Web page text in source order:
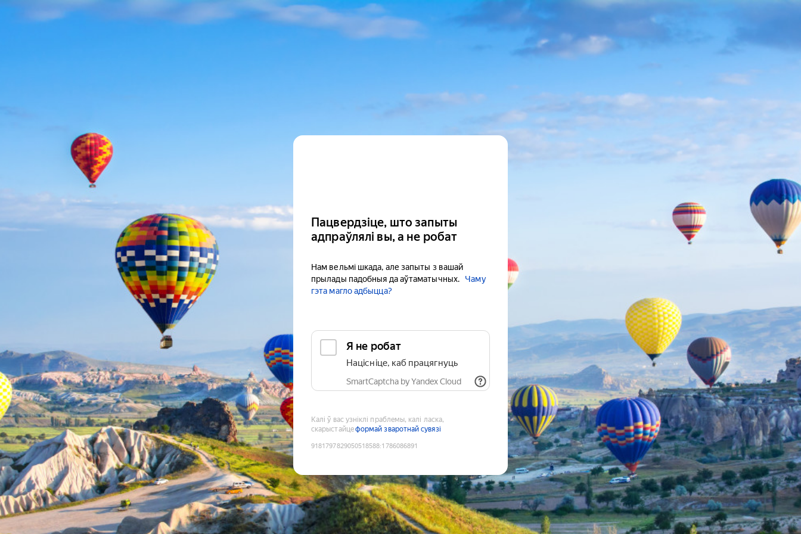
Пацвердзіце, што запыты
адпраўлялі вы, а не робат
Нам вельмі шкада, але запыты з вашай
прылады падобныя да аўтаматычных.
Чаму
гэта магло адбыцца?
Я не робат
Націсніце, каб працягнуць
SmartCaptcha by Yandex Cloud
Калі ў вас узніклі праблемы, калі ласка,
скарыстайцеформай зваротнай сувязі
9181797829050518588:1786086891